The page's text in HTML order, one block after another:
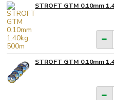
STROFT GTM 0.10mm
STROFT GTM 0.10mm